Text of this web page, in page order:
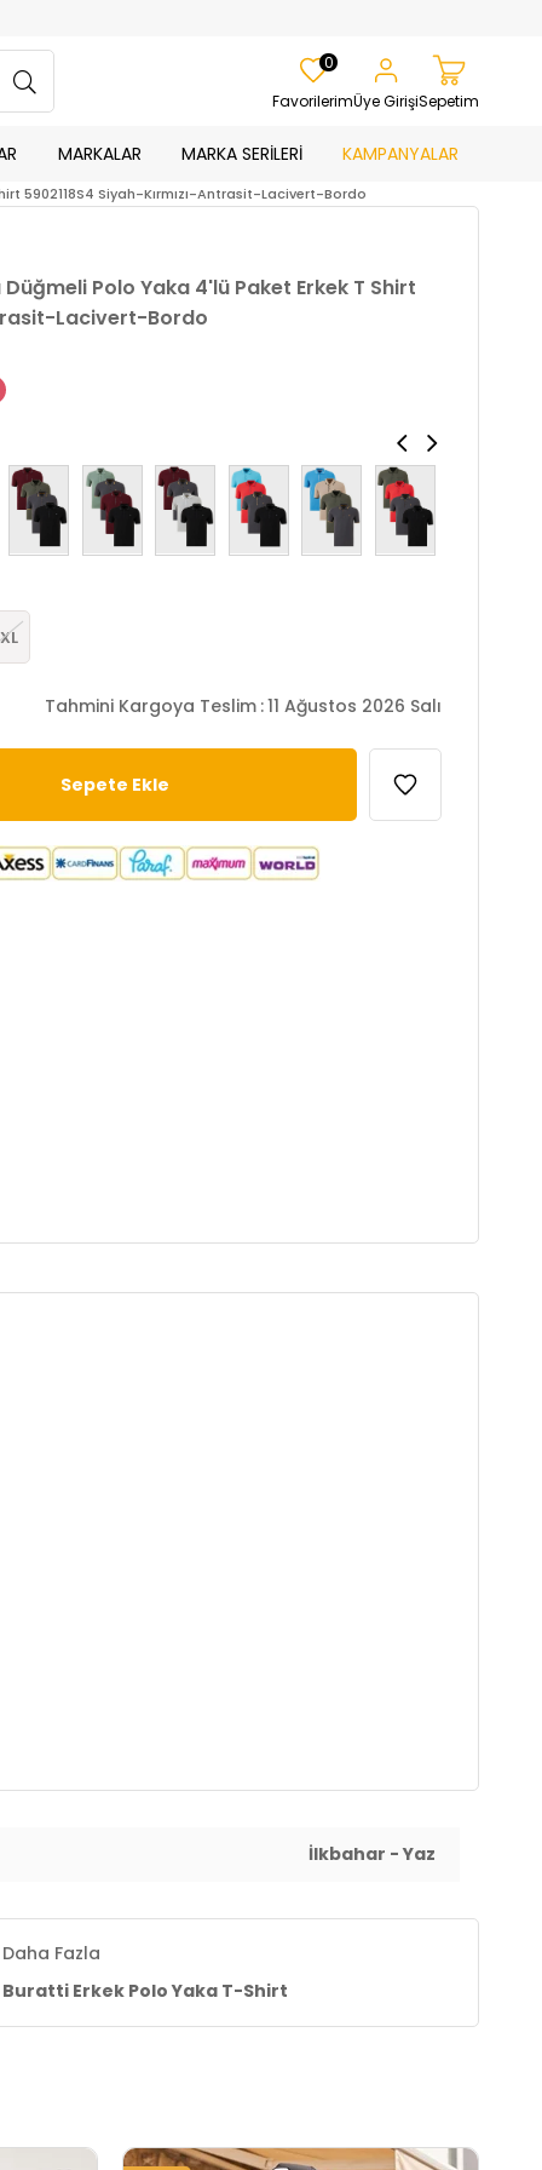
Favorilerim
0
Üye GirişiSepetim
MARKALAR MARKA SERİLERİ KAMPANYALAR
5902118S4 Siyah-Kırmızı-Antrasit-Lacivert-Bordo
Polo Yaka 4'lü Paket Erkek T Shirt
Lacivert-Bordo
Tahmini Kargoya Teslim :11 Ağustos 2026 Salı
İlkbahar - Yaz
Daha Fazla
Buratti Erkek Polo Yaka T-Shirt